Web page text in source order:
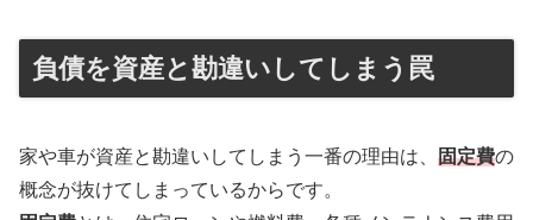
負債を資産と勘違いしてしまう罠
家や車が資産と勘違いしてしまう一番の理由は、 固定費の
概念が抜けてしまっているからです。